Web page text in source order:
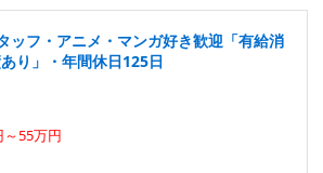
ッフ・アニメ・マンガ好き歓迎「有給消
り」・年間休日125日
～55万円